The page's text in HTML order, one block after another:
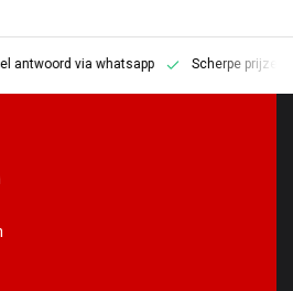
via whatsapp Scherpe prijzen